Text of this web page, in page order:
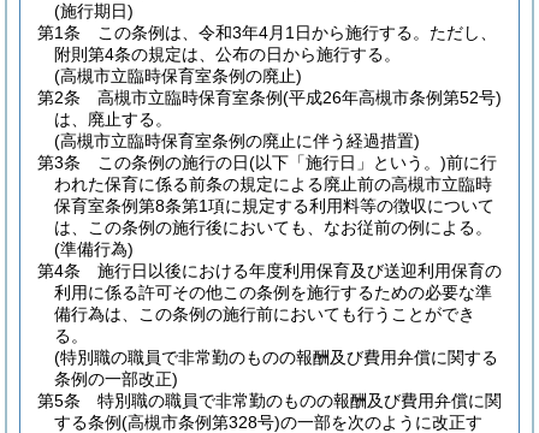
(施行期日)
第1条
この条例は、令和3年4月1日から施行する。 ただし、
附則第4条の規定は、公布の日から施行する。
(高槻市立臨時保育室条例の廃止)
第2条
高槻市立臨時保育室条例(平成26年高槻市条例第52号)
は、廃止する。
(高槻市立臨時保育室条例の廃止に伴う経過措置)
第3条
この条例の施行の日(以下「施行日」という。)前に行
われた保育に係る前条の規定による廃止前の高槻市立臨時
保育室条例第8条第1項に規定する利用料等の徴収について
は、この条例の施行後においても、なお従前の例による。
(準備行為)
第4条
施行日以後における年度利用保育及び送迎利用保育の
利用に係る許可その他この条例を施行するための必要な準
備行為は、この条例の施行前においても行うことができ
る。
(特別職の職員で非常勤のものの報酬及び費用弁償に関する
条例の一部改正)
第5条
特別職の職員で非常勤のものの報酬及び費用弁償に関
する条例(高槻市条例第328号)の一部を次のように改正す